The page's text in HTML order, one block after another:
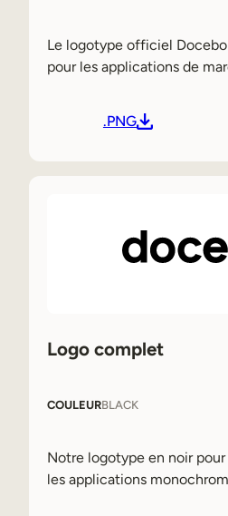
Le logotype officiel
pour les applications de
.PNG
Logo complet
COULEURBLACK
Notre logotype en noir
les applications